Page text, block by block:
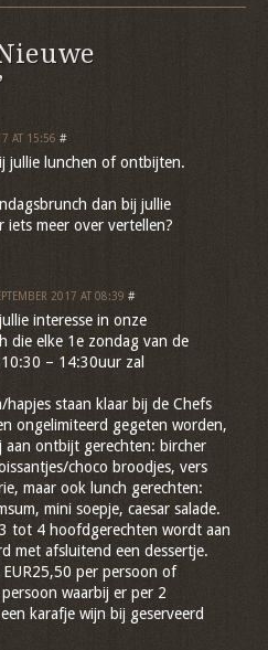
AT 15:56 #
jullie lunchen of ontbijten.
dan bij jullie
meer over vertellen?
2017 AT 08:39 #
interesse in onze
die elke 1e zondag van de
– 14:30uur zal
hapjes staan klaar bij de Chefs
ongelimiteerd gegeten worden,
aan ontbijt gerechten: bircher
choco broodjes, vers
maar ook lunch gerechten:
mini soepje, caesar salade.
tot 4 hoofdgerechten wordt aan
met afsluitend een dessertje.
per persoon of
waarbij er per 2
karafje wijn bij geserveerd